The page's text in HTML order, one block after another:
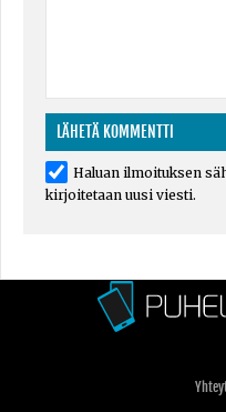
Haluan ilmoituksen
kirjoitetaan uusi viesti.